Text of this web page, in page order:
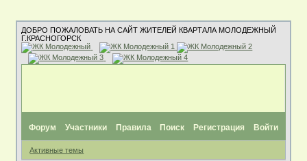
ДОБРО ПОЖАЛОВАТЬ НА САЙТ ЖИТЕЛЕЙ КВАРТАЛА МОЛОДЕЖНЫЙ
Г.КРАСНОГОРСК
Форум Участники Правила Поиск Регистрация Войти
Активные темы